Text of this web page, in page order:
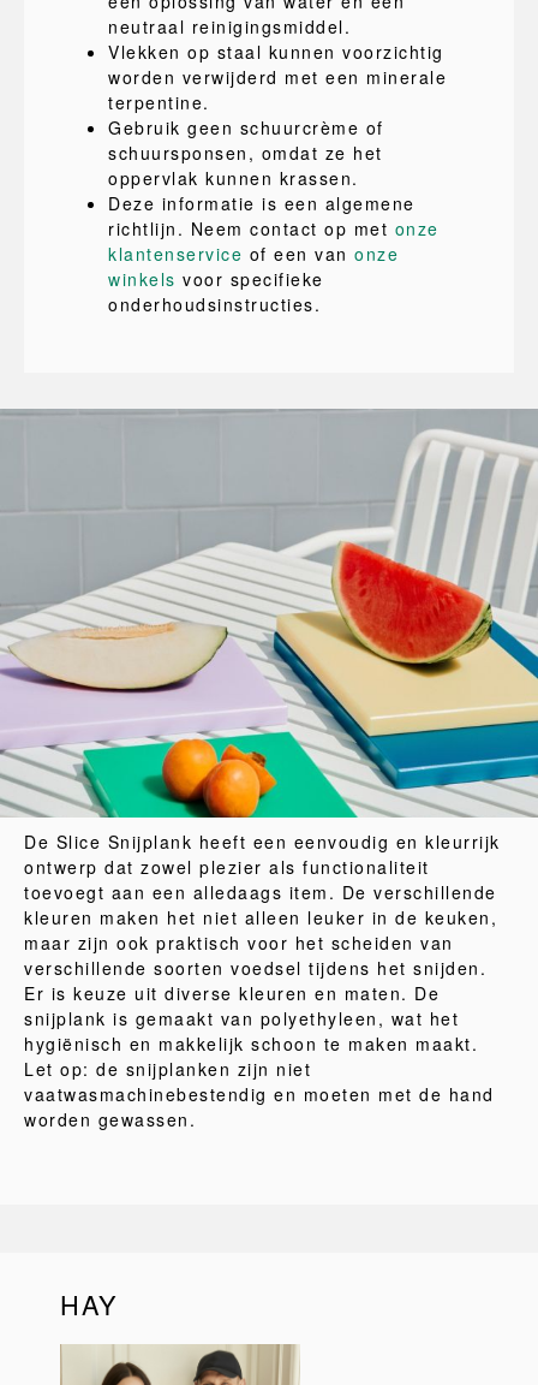
neutraal reinigingsmiddel.
Vlekken op staal kunnen voorzichtig
worden verwijderd met een minerale
terpentine.
Gebruik geen schuurcrème of
schuursponsen, omdat ze het
oppervlak kunnen krassen.
Deze informatie is een algemene
richtlijn. Neem contact op met onze
klantenservice of een van onze
winkels voor specifieke
onderhoudsinstructies.
De Slice Snijplank heeft een eenvoudig en kleurrijk
ontwerp dat zowel plezier als functionaliteit
toevoegt aan een alledaags item. De verschillende
kleuren maken het niet alleen leuker in de keuken,
maar zijn ook praktisch voor het scheiden van
verschillende soorten voedsel tijdens het snijden.
Er is keuze uit diverse kleuren en maten. De
snijplank is gemaakt van polyethyleen, wat het
hygiënisch en makkelijk schoon te maken maakt.
Let op: de snijplanken zijn niet
vaatwasmachinebestendig en moeten met de hand
worden gewassen.
HAY